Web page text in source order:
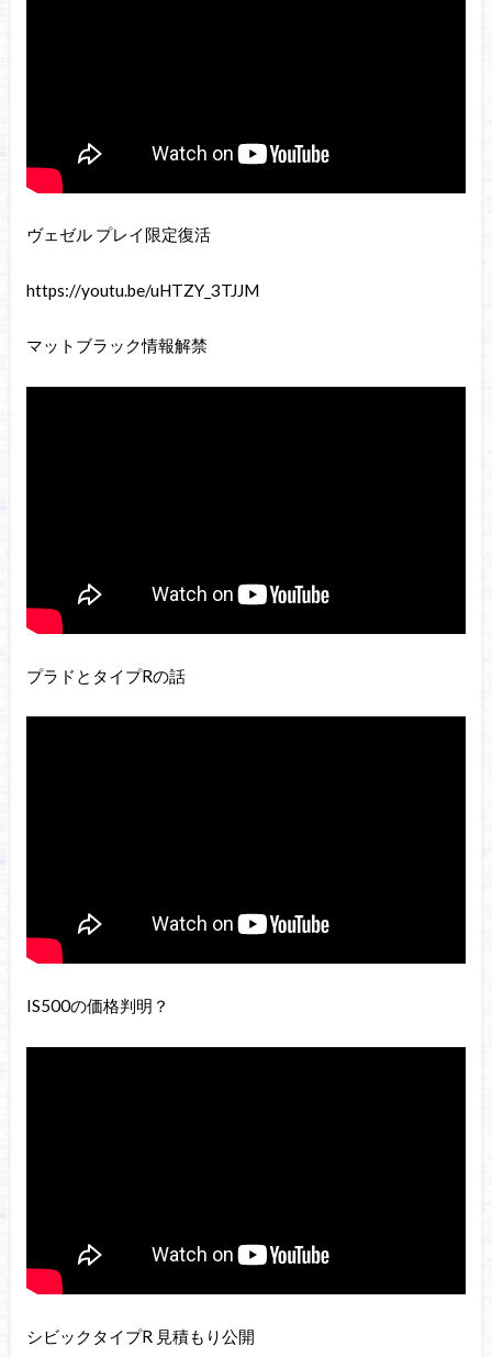
ヴェゼル プレイ限定復活
https://youtu.be/uHTZY_3TJJM
マットブラック情報解禁
プラドとタイプRの話
IS500の価格判明？
シビックタイプR 見積もり公開